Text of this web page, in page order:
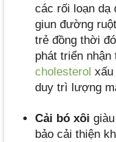
các rối loạn dạ
giun đường
trẻ đồng thời
phát triển
cholesterol xấu
duy trì lượng
Cải bó xôi
bảo cải thiện